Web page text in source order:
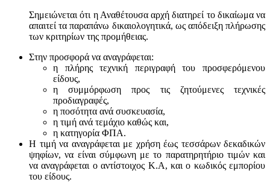
Σημειώνεται ότι η Αναθέτουσα αρχή διατηρεί το δικαίωμα να
απαιτεί τα παραπάνω δικαιολογητικά, ως απόδειξη πλήρωσης
των κριτηρίων της προμήθειας.
Στην προσφορά να αναγράφεται:
η πλήρης τεχνική περιγραφή του προσφερόμενου
είδους,
η συμμόρφωση προς τις ζητούμενες τεχνικές
προδιαγραφές,
η ποσότητα ανά συσκευασία,
η τιμή ανά τεμάχιο καθώς και,
η κατηγορία ΦΠΑ.
Η τιμή να αναγράφεται με χρήση έως τεσσάρων δεκαδικών
ψηφίων, να είναι σύμφωνη με το παρατηρητήριο τιμών και
να αναγράφεται ο αντίστοιχος Κ.Α, και ο κωδικός εμπορίου
του είδους.